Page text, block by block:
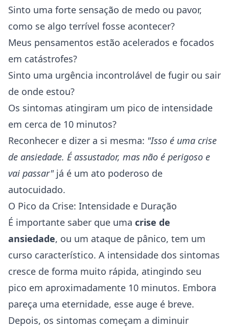
Sinto uma forte sensação de medo ou pavor,
como se algo terrível fosse acontecer?
Meus pensamentos estão acelerados e focados
em catástrofes?
Sinto uma urgência incontrolável de fugir ou sair
de onde estou?
Os sintomas atingiram um pico de intensidade
em cerca de 10 minutos?
Reconhecer e dizer a si mesma: "Isso é uma crise
de ansiedade. É assustador, mas não é perigoso e
vai passar"já é um ato poderoso de
autocuidado.
O Pico da Crise: Intensidade e Duração
É importante saber que uma crise de
ansiedade, ou um ataque de pânico, tem um
curso característico. A intensidade dos sintomas
cresce de forma muito rápida, atingindo seu
pico em aproximadamente 10 minutos. Embora
pareça uma eternidade, esse auge é breve.
Depois, os sintomas começam a diminuir